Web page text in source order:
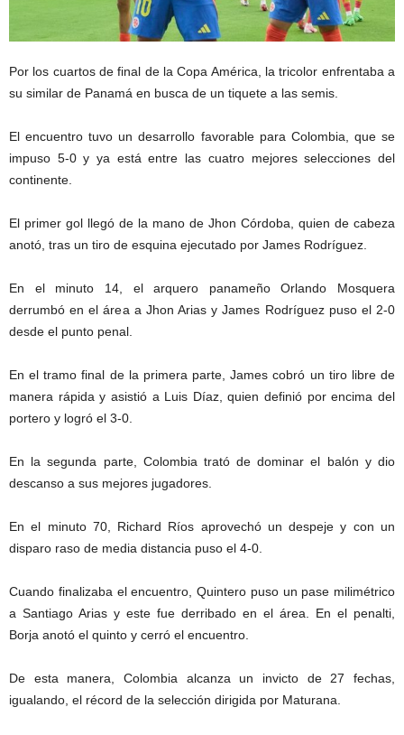
Por los cuartos de final de la Copa América, la tricolor enfrentaba a
su similar de Panamá en busca de un tiquete a las semis.
El encuentro tuvo un desarrollo favorable para Colombia, que se
impuso 5-0 y ya está entre las cuatro mejores selecciones del
continente.
El primer gol llegó de la mano de Jhon Córdoba, quien de cabeza
anotó, tras un tiro de esquina ejecutado por James Rodríguez.
En el minuto 14, el arquero panameño Orlando Mosquera
derrumbó en el área a Jhon Arias y James Rodríguez puso el 2-0
desde el punto penal.
En el tramo final de la primera parte, James cobró un tiro libre de
manera rápida y asistió a Luis Díaz, quien definió por encima del
portero y logró el 3-0.
En la segunda parte, Colombia trató de dominar el balón y dio
descanso a sus mejores jugadores.
En el minuto 70, Richard Ríos aprovechó un despeje y con un
disparo raso de media distancia puso el 4-0.
Cuando finalizaba el encuentro, Quintero puso un pase milimétrico
a Santiago Arias y este fue derribado en el área. En el penalti,
Borja anotó el quinto y cerró el encuentro.
De esta manera, Colombia alcanza un invicto de 27 fechas,
igualando, el récord de la selección dirigida por Maturana.